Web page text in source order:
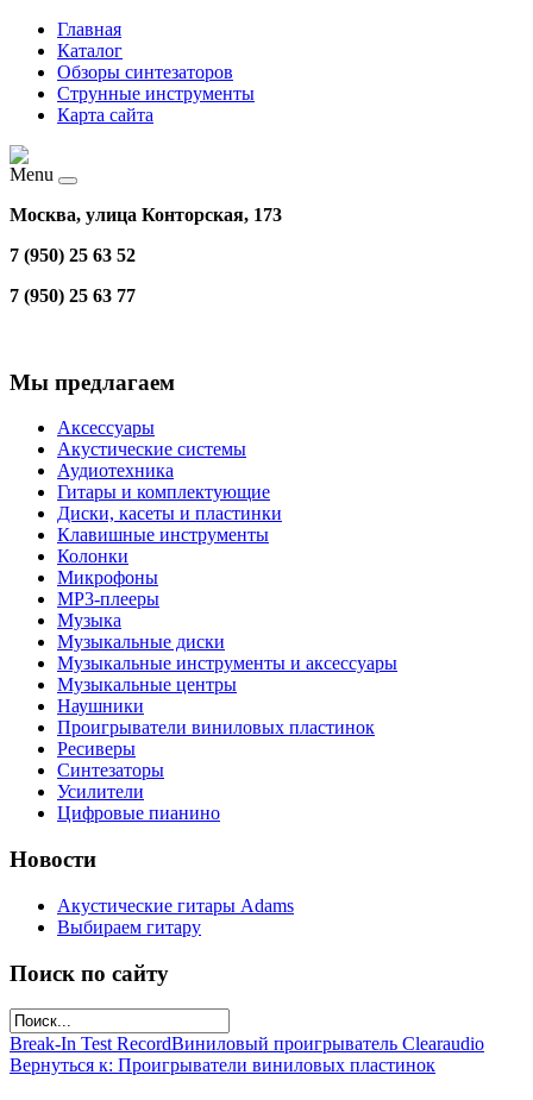
Главная
Каталог
Обзоры синтезаторов
Струнные инструменты
Карта сайта
Menu
Москва, улица Конторская, 173
7 (950) 25 63 52
7 (950) 25 63 77
Мы предлагаем
Аксессуары
Акустические системы
Аудиотехника
Гитары и комплектующие
Диски, касеты и пластинки
Клавишные инструменты
Колонки
Микрофоны
МР3-плееры
Музыка
Музыкальные диски
Музыкальные инструменты и аксессуары
Музыкальные центры
Наушники
Проигрыватели виниловых пластинок
Ресиверы
Синтезаторы
Усилители
Цифровые пианино
Новости
Акустические гитары Adams
Выбираем гитару
Поиск по сайту
Break-In Test RecordВиниловый проигрыватель Clearaudio
Вернуться к: Проигрыватели виниловых пластинок